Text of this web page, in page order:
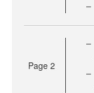
Page 2